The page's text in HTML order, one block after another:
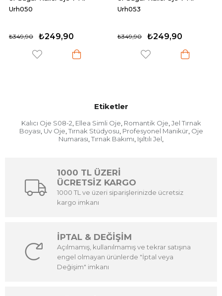
₺249,90
₺349,90 ₺1.469,70
Etiketler
Kalıcı Oje S08-2, Ellea Simli Oje, Romantik Oje, Jel Tırnak
Boyası, Uv Oje, Tırnak Stüdyosu, Profesyonel Manikür, Oje
Numarası, Tırnak Bakımı, Işıltılı Jel,
1000 TL ÜZERİ
ÜCRETSİZ KARGO
1000 TL ve üzeri siparişlerinizde ücretsiz
kargo imkanı
İPTAL & DEĞİŞİM
Açılmamış, kullanılmamış ve tekrar satışına
engel olmayan ürünlerde "İptal veya
Değişim" imkanı